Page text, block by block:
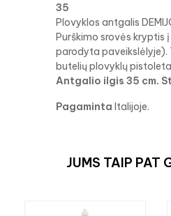
35
Plovyklos antgalis
Purškimo srovės kryptis
parodyta paveikslėlyje).
butelių plovyklų
Antgalio ilgis 35 cm.
Pagaminta Italijoje.
JUMS TAIP PAT